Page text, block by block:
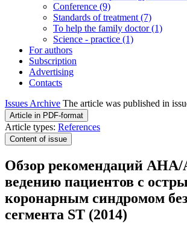
Conference (9)
Standards of treatment (7)
To help the family doctor (1)
Science - practice (1)
For authors
Subscription
Advertising
Contacts
Issues Archive The article was published in
Article in PDF-format
Article types: References
Content of issue
Обзор рекомендаций AHA/
ведению пациентов с
коронарным синдромом
сегмента ST (2014)